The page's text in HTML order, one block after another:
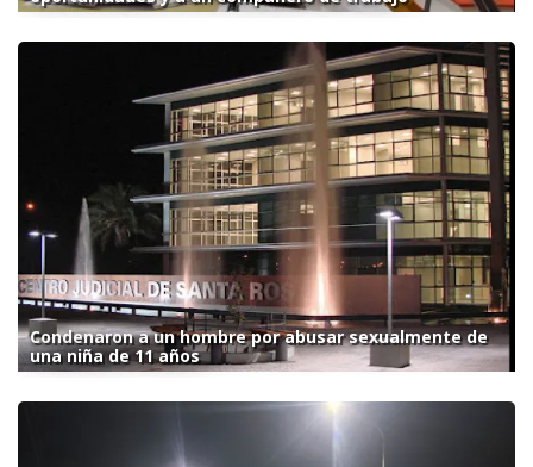
Condenaron a un hombre por abusar sexualmente de
una niña de 11 años